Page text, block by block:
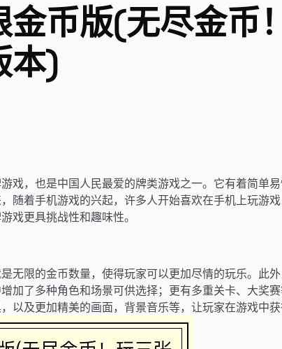
金币版(无尽金币
本)
戏，也是中国人民最爱的牌类游戏之一。它有着简单
随着手机游戏的兴起，许多人开始喜欢在手机上玩游
戏更具挑战性和趣味性。
无限的金币数量，使得玩家可以更加尽情的玩乐。此
加了多种角色和场景可供选择；更有多重关卡、大奖
以及更加精美的画面，背景音乐等，让玩家在游戏中获